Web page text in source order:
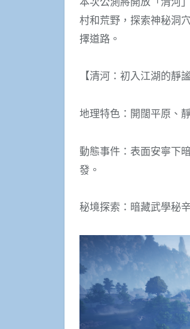
村和荒野，探索神秘洞
擇道路。
【清河：初入江湖的靜
地理特色：開闊平原、
動態事件：表面安寧下
發。
秘境探索：暗藏武學秘